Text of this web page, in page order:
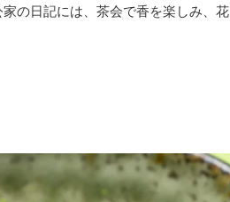
の日記には、茶会で香を楽しみ、花